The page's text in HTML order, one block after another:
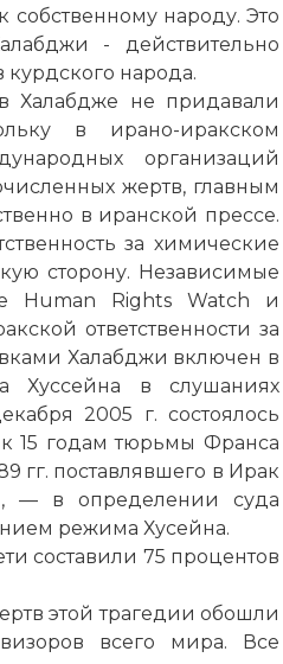
народу. Это
- действительно
народа.
Халабдже не придавали
в ирано-иракском
организаций
жертв, главным
в иранской прессе.
за химические
сторону. Независимые
Human Rights Watch и
ответственности за
Халабджи включен в
Хуссейна в слушаниях
2005 г. состоялось
15 годам тюрьмы Франса
гг. поставлявшего в Ирак
— в определении суда
режима Хусейна.
составили 75 процентов
этой трагедии обошли
всего мира. Все